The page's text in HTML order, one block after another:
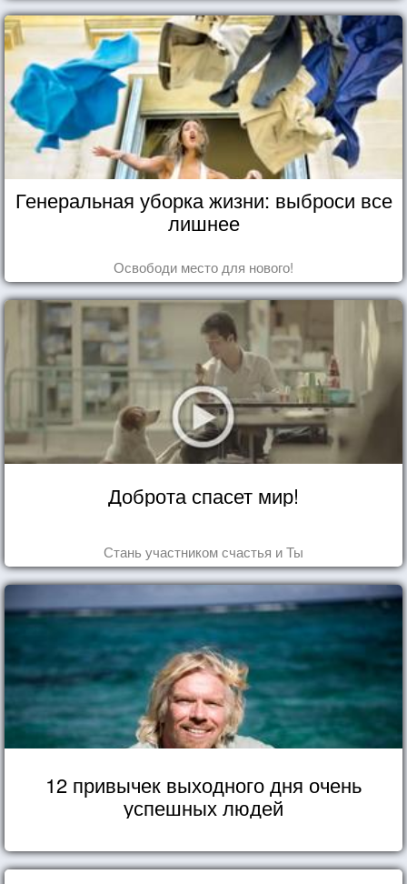
Генеральная уборка жизни: выброси все
лишнее
Освободи место для нового!
Доброта спасет мир!
Стань участником счастья и Ты
12 привычек выходного дня очень
успешных людей